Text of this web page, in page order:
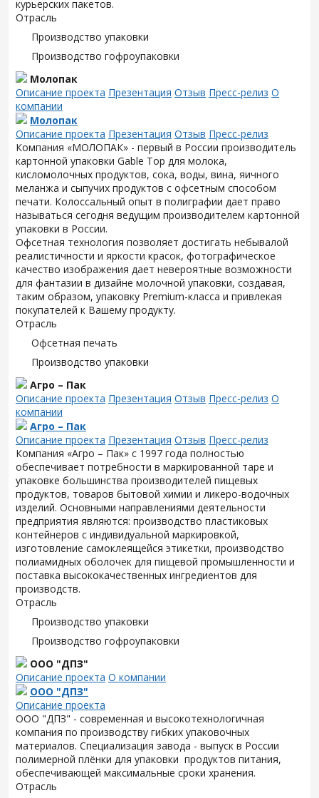
курьерских пакетов.
Отрасль
Производство упаковки
Производство гофроупаковки
Молопак
Описание проекта Презентация Отзыв Пресс-релиз О
компании
Молопак
Описание проекта Презентация Отзыв Пресс-релиз
Компания «МОЛОПАК» - первый в России производитель
картонной упаковки Gable Top для молока,
кисломолочных продуктов, сока, воды, вина, яичного
меланжа и сыпучих продуктов с офсетным способом
печати. Колоссальный опыт в полиграфии дает право
называться сегодня ведущим производителем картонной
упаковки в России.
Офсетная технология позволяет достигать небывалой
реалистичности и яркости красок, фотографическое
качество изображения дает невероятные возможности
для фантазии в дизайне молочной упаковки, создавая,
таким образом, упаковку Premium-класса и привлекая
покупателей к Вашему продукту.
Отрасль
Офсетная печать
Производство упаковки
Агро – Пак
Описание проекта Презентация Отзыв Пресс-релиз О
компании
Агро – Пак
Описание проекта Презентация Отзыв Пресс-релиз
Компания «Агро – Пак» с 1997 года полностью
обеспечивает потребности в маркированной таре и
упаковке большинства производителей пищевых
продуктов, товаров бытовой химии и ликеро-водочных
изделий. Основными направлениями деятельности
предприятия являются: производство пластиковых
контейнеров с индивидуальной маркировкой,
изготовление самоклеящейся этикетки, производство
полиамидных оболочек для пищевой промышленности и
поставка высококачественных ингредиентов для
производств.
Отрасль
Производство упаковки
Производство гофроупаковки
ООО "ДПЗ"
Описание проекта О компании
ООО "ДПЗ"
Описание проекта
ООО "ДПЗ" - современная и высокотехнологичная
компания по производству гибких упаковочных
материалов. Специализация завода - выпуск в России
полимерной плёнки для упаковки продуктов питания,
обеспечивающей максимальные сроки хранения.
Отрасль